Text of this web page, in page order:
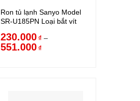
Ron tủ lạnh Sanyo Model
SR-U185PN Loại bắt vít
230.000 ₫ –
551.000 ₫